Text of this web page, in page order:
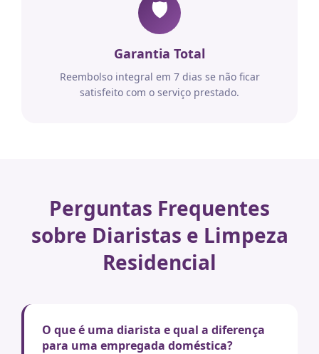
🛡️
Garantia Total
Reembolso integral em 7 dias se não ficar
satisfeito com o serviço prestado.
Perguntas Frequentes
sobre Diaristas e Limpeza
Residencial
O que é uma diarista e qual a diferença
para uma empregada doméstica?